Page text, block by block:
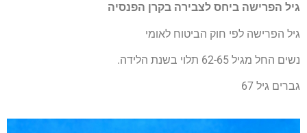
גיל הפרישה ביחס לצבירה בקרן הפנסיה
גיל הפרישה לפי חוק הביטוח לאומי
נשים החל מגיל 62-65 תלוי בשנת הלידה.
גברים גיל 67